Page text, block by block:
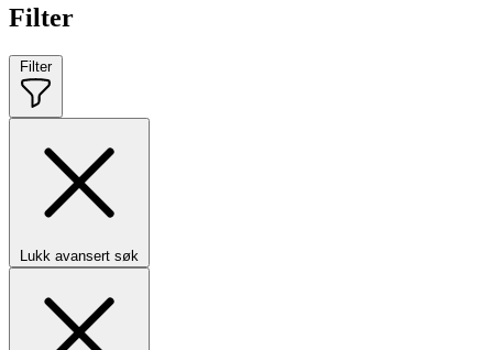
Filter
Filter
Lukk avansert søk